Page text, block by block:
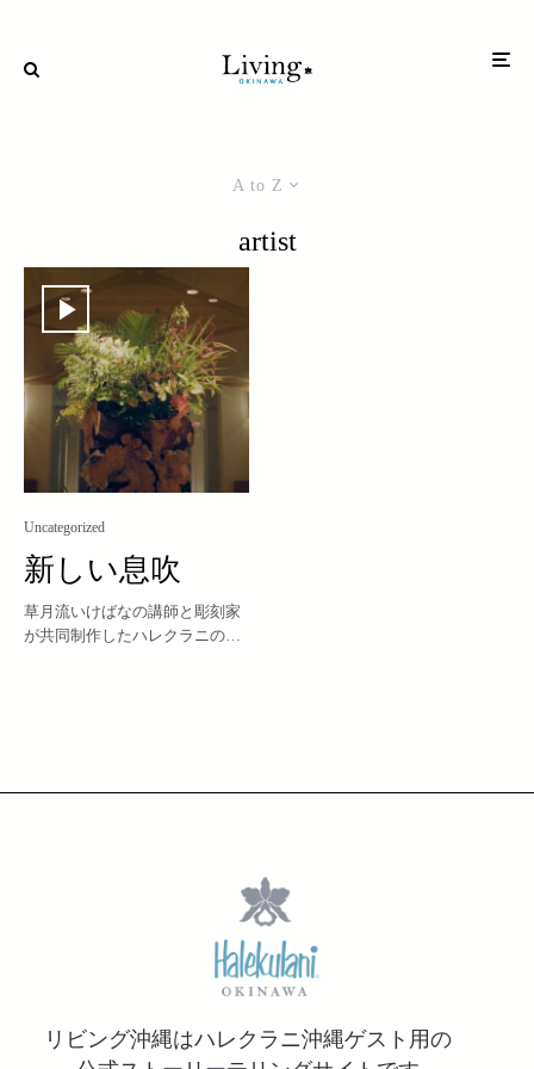
A to Z
artist
Uncategorized
新しい息吹
草月流いけばなの講師と彫刻家
が共同制作したハレクラニのロ
リビング沖縄はハレクラニ沖縄ゲスト用の